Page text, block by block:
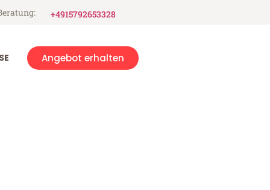
+4915792653328
Angebot erhalten